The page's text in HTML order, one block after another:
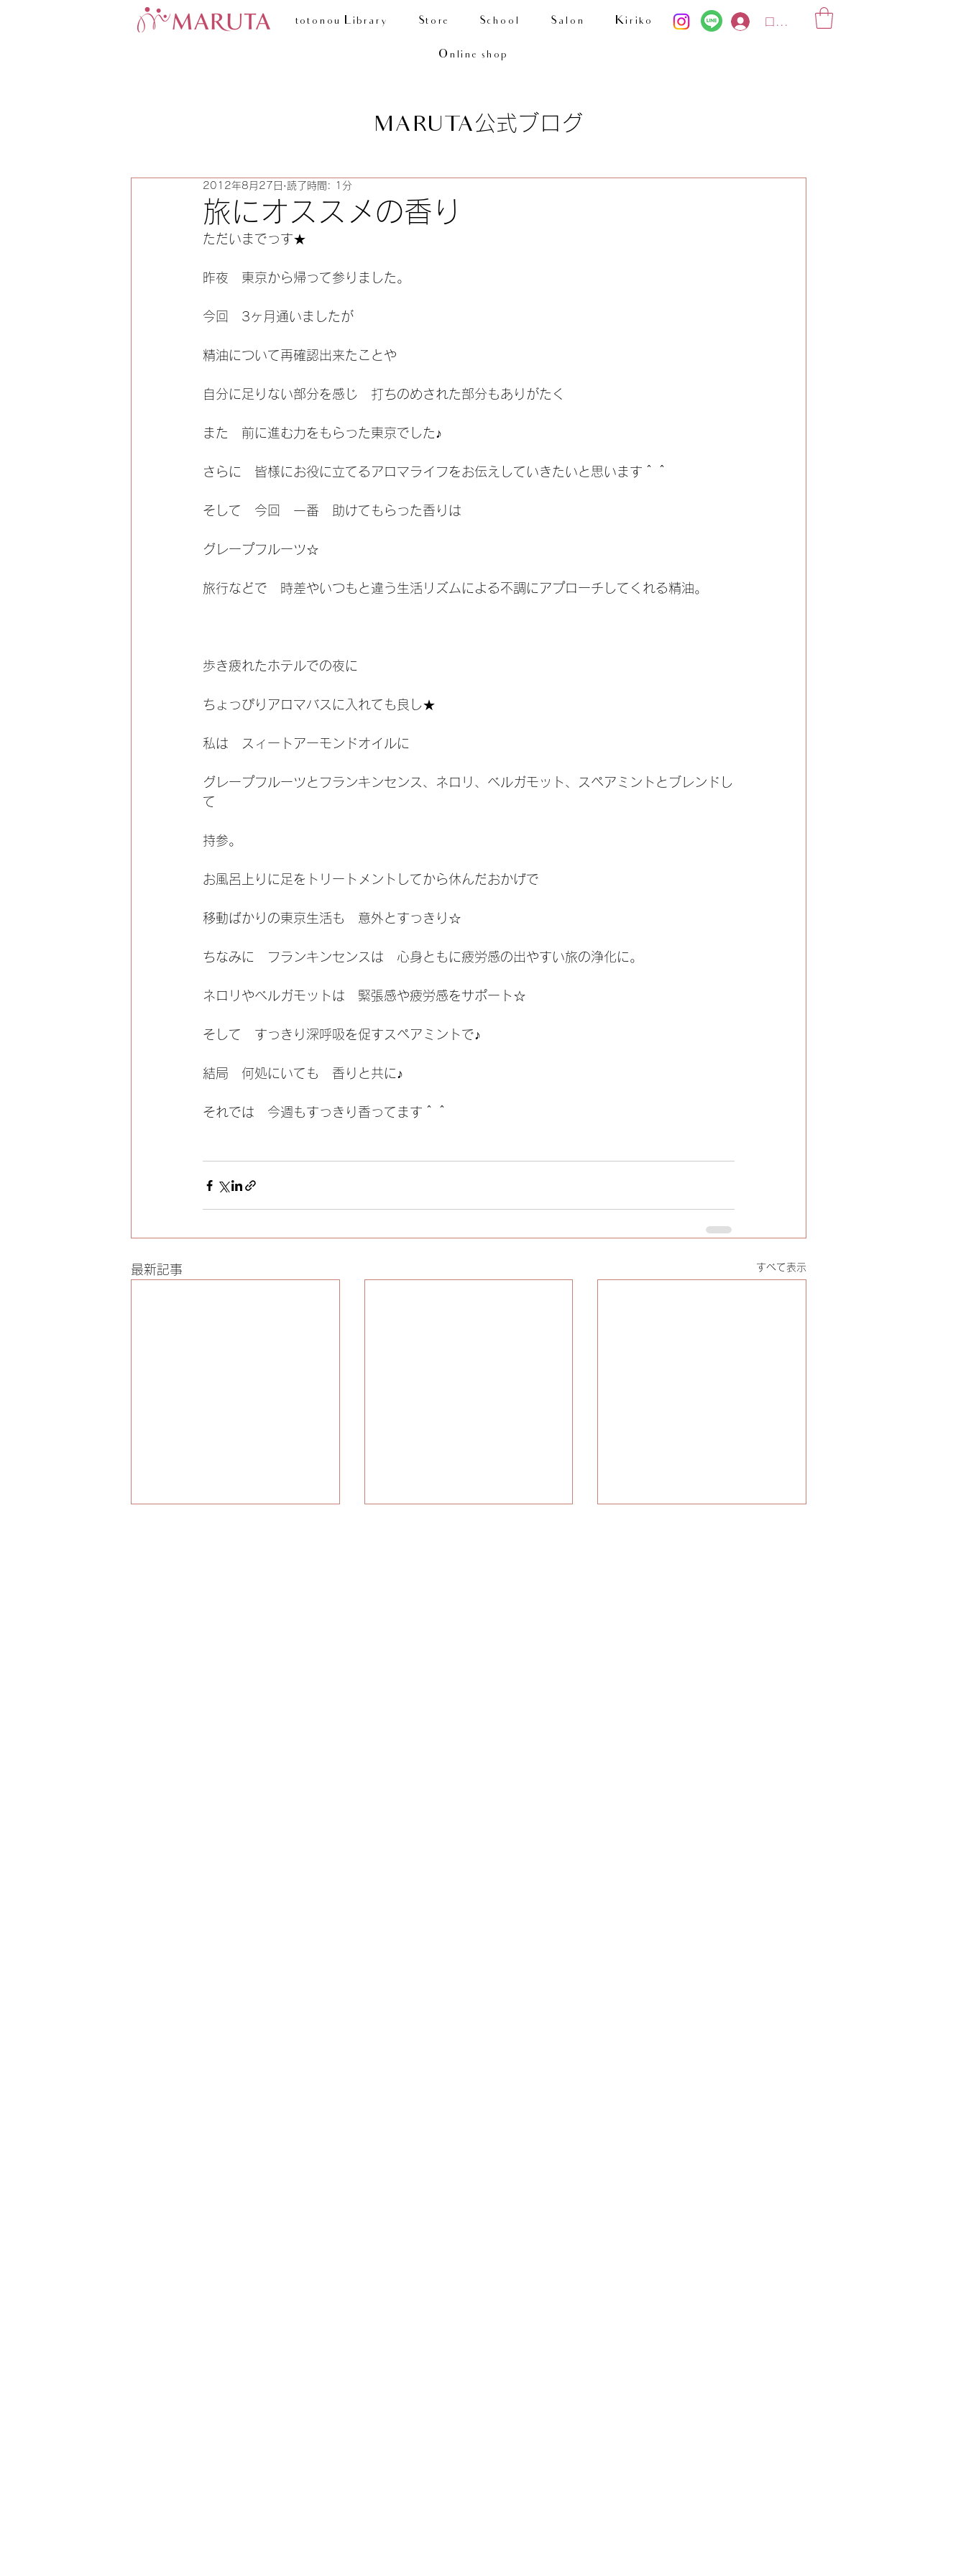
totonou Library Store School Salon Kiriko
Online shop
ログイン
MARUTA公式ブログ
旅にオススメの香り
2012年8月27日 読了時間: 1分
ただいまでっす★
昨夜　東京から帰って参りました。
今回　3ヶ月通いましたが
精油について再確認出来たことや
自分に足りない部分を感じ　打ちのめされた部分もありがたく
また　前に進む力をもらった東京でした♪
さらに　皆様にお役に立てるアロマライフをお伝えしていきたいと思います＾＾
そして　今回　一番　助けてもらった香りは
グレープフルーツ☆
旅行などで　時差やいつもと違う生活リズムによる不調にアプローチしてくれる精油。
歩き疲れたホテルでの夜に
ちょっぴりアロマバスに入れても良し★
私は　スィートアーモンドオイルに
グレープフルーツとフランキンセンス、ネロリ、ベルガモット、スペアミントとブレンドし
て
持参。
お風呂上りに足をトリートメントしてから休んだおかげで
移動ばかりの東京生活も　意外とすっきり☆
ちなみに　フランキンセンスは　心身ともに疲労感の出やすい旅の浄化に。
ネロリやベルガモットは　緊張感や疲労感をサポート☆
そして　すっきり深呼吸を促すスペアミントで♪
結局　何処にいても　香りと共に♪
それでは　今週もすっきり香ってます＾＾
最新記事 すべて表示